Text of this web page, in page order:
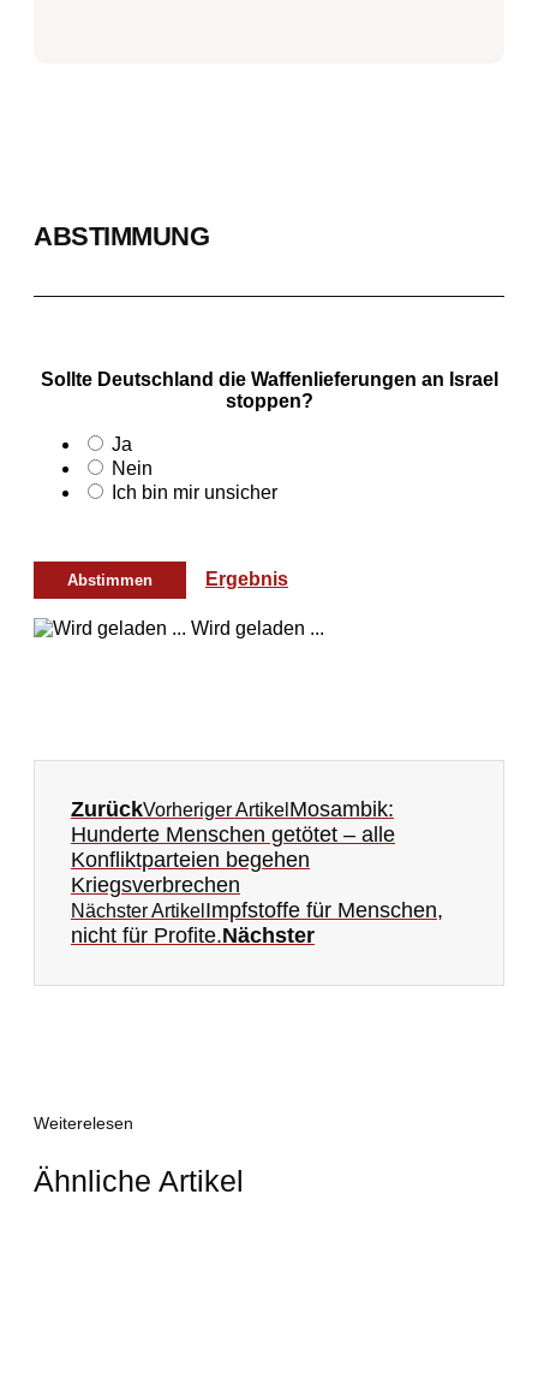
ABSTIMMUNG
Sollte Deutschland die Waffenlieferungen an Israel
stoppen?
Ja
Nein
Ich bin mir unsicher
Ergebnis
Wird geladen ...
ZurückVorheriger Artikel Mosambik:
Hunderte Menschen getötet – alle
Konfliktparteien begehen
Kriegsverbrechen
Nächster Artikel Impfstoffe für Menschen,
nicht für Profite.Nächster
Weiterelesen
Ähnliche Artikel